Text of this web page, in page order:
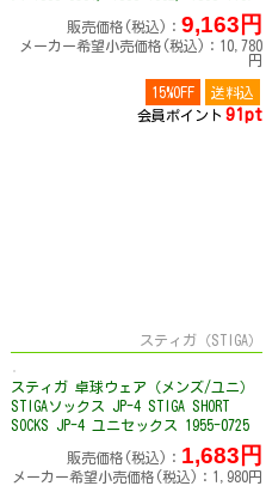
販売価格(税込)： 9,163円
メーカー希望小売価格(税込)：10,780
円
15%OFF
送料込
会員ポイント 91pt
スティガ（STIGA）
スティガ 卓球ウェア（メンズ/ユニ）
STIGAソックス JP-4 STIGA SHORT
SOCKS JP-4 ユニセックス 1955-0725
販売価格(税込)： 1,683円
メーカー希望小売価格(税込)：1,980円